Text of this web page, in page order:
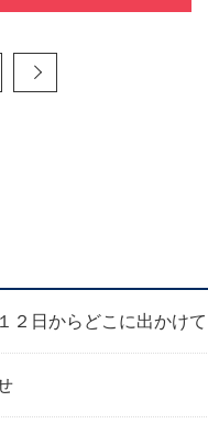
日からどこに出かけ